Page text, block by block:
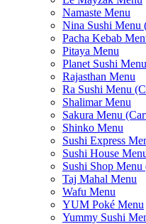
Namaste Menu
Nina Sushi Menu
Pacha Kebab
Pitaya Menu
Planet Sushi
Rajasthan Menu
Ra Sushi Menu
Shalimar Menu
Sakura Menu
Shinko Menu
Sushi Express
Sushi House
Sushi Shop Menu
Taj Mahal Menu
Wafu Menu
YUM Poké Menu
Yummy Sushi